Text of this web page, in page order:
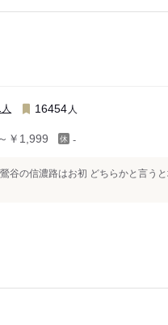
人 16454 人
￥1,999 -
谷の信濃路はお初 どちらかと言う